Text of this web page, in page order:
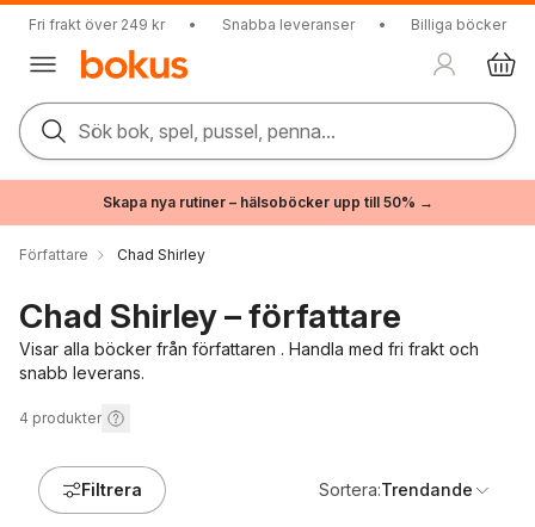
Fri frakt över 249 kr • Snabba leveranser • Billiga böcker
Sök bok, spel, pussel, penna...
Skapa nya rutiner – hälsoböcker upp till 50% →
Författare Chad Shirley
Chad Shirley – författare
Visar alla böcker från författaren . Handla med fri frakt och
snabb leverans.
4 produkter
Filtrera Sortera:Trendande